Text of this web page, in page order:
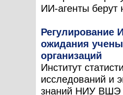
ИИ-агенты берут
Регулирование
ожидания
организаций
Институт
исследований и
знаний НИУ ВШЭ